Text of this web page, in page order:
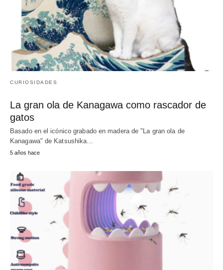
CURIOSIDADES
La gran ola de Kanagawa como rascador de
gatos
Basado en el icónico grabado en madera de "La gran ola de
Kanagawa" de Katsushika…
5 años hace